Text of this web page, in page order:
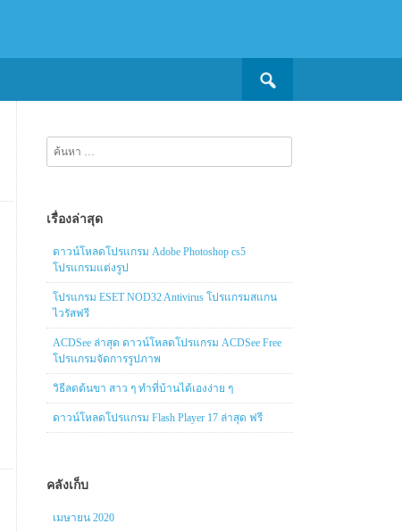
ค้นหา
เรื่องล่าสุด
ดาวน์โหลดโปรแกรม Adobe Photoshop cs5
โปรแกรมแต่งรูป
โปรแกรม ESET NOD32 Antivirus โปรแกรมสแกน
ไวรัสฟรี
ACDSee ล่าสุด ดาวน์โหลดโปรแกรม ACDSee Free
โปรแกรมจัดการรูปภาพ
วิธีลดต้นขา สาว ๆ ทำที่บ้านได้เองง่าย ๆ
ดาวน์โหลดโปรแกรม Flash Player 17 ล่าสุด ฟรี
คลังเก็บ
เมษายน 2020